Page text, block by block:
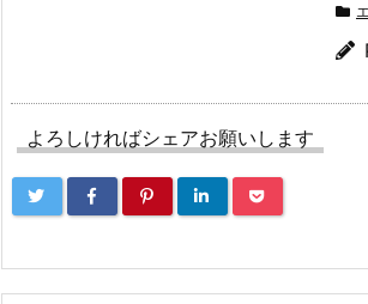
よろしければシェアお願いします